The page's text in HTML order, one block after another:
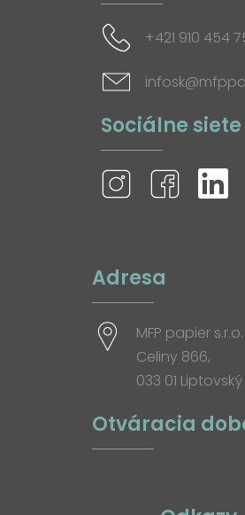
+421 910 454
Sociálne siete
Adresa
MFP papier s.r.o.
Celiny 866,
033 01
Otváracia